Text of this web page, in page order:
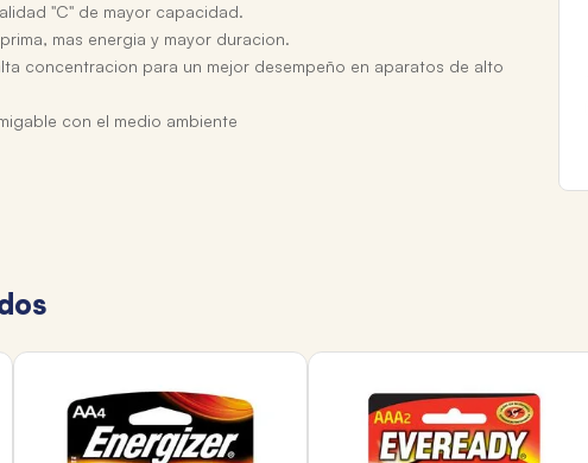
"C" de mayor capacidad.
mas energia y mayor duracion.
concentracion para un mejor desempeño en aparatos de alto
con el medio ambiente